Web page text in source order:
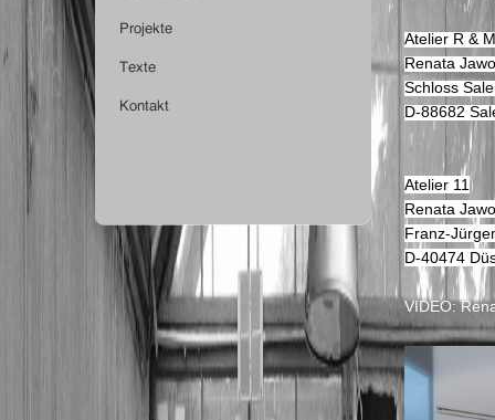
Atelier R &
Renata
Schloss
D-88682
Atelier 11
Renata
Franz-
D-40474
VIDEO: